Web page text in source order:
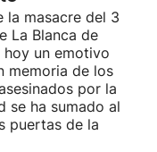
la masacre del 3
La Blanca de
un emotivo
memoria de los
por la
se ha sumado al
puertas de la